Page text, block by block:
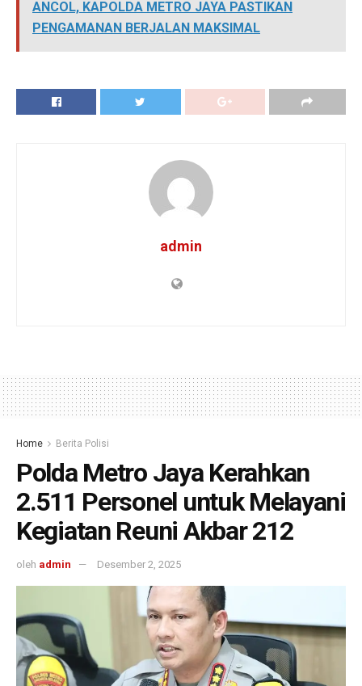
ANCOL, KAPOLDA METRO JAYA PASTIKAN
PENGAMANAN BERJALAN MAKSIMAL
admin
Home Berita Polisi
Polda Metro Jaya Kerahkan
2.511 Personel untuk Melayani
Kegiatan Reuni Akbar 212
oleh admin Desember 2, 2025